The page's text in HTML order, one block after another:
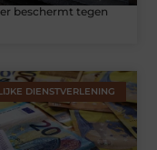
beschermt tegen
DIENSTVERLENING